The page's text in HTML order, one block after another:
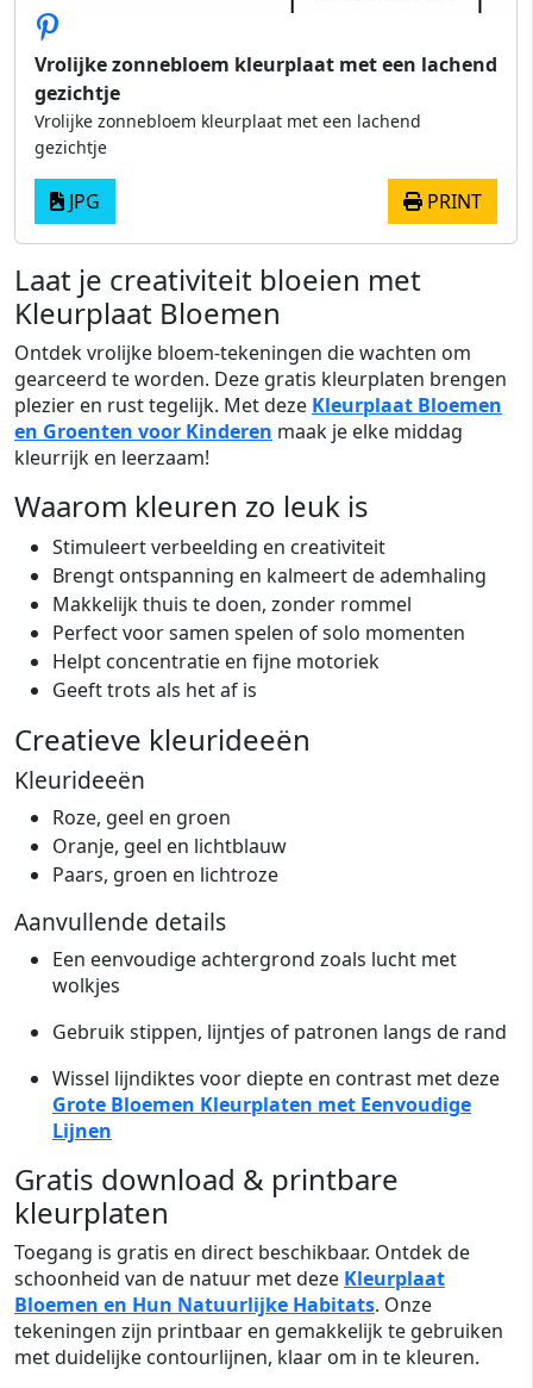
Vrolijke zonnebloem kleurplaat met een lachend
gezichtje
Vrolijke zonnebloem kleurplaat met een lachend
gezichtje
JPG PRINT
Laat je creativiteit bloeien met
Kleurplaat Bloemen
Ontdek vrolijke bloem-tekeningen die wachten om
gearceerd te worden. Deze gratis kleurplaten brengen
plezier en rust tegelijk. Met deze Kleurplaat Bloemen
en Groenten voor Kinderen maak je elke middag
kleurrijk en leerzaam!
Waarom kleuren zo leuk is
Stimuleert verbeelding en creativiteit
Brengt ontspanning en kalmeert de ademhaling
Makkelijk thuis te doen, zonder rommel
Perfect voor samen spelen of solo momenten
Helpt concentratie en fijne motoriek
Geeft trots als het af is
Creatieve kleurideeën
Kleurideeën
Roze, geel en groen
Oranje, geel en lichtblauw
Paars, groen en lichtroze
Aanvullende details
Een eenvoudige achtergrond zoals lucht met
wolkjes
Gebruik stippen, lijntjes of patronen langs de rand
Wissel lijndiktes voor diepte en contrast met deze
Grote Bloemen Kleurplaten met Eenvoudige
Lijnen
Gratis download & printbare
kleurplaten
Toegang is gratis en direct beschikbaar. Ontdek de
schoonheid van de natuur met deze Kleurplaat
Bloemen en Hun Natuurlijke Habitats. Onze
tekeningen zijn printbaar en gemakkelijk te gebruiken
met duidelijke contourlijnen, klaar om in te kleuren.